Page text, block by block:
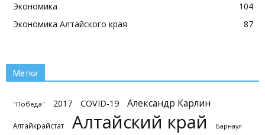
Экономика
104
Экономика Алтайского края
87
Метки
"Победа" 2017 COVID-19 Александр Карлин
Алтайкрайстат Алтайский край Барнаул